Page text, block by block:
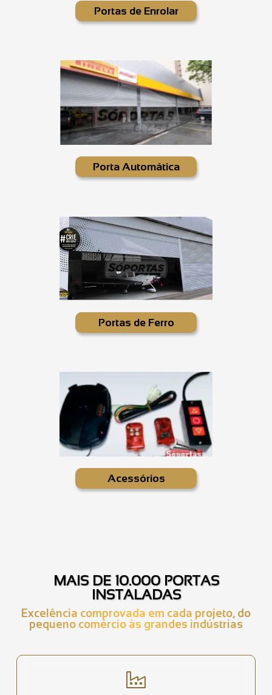
Portas de Enrolar
Porta Automática
Portas de Ferro
Acessórios
MAIS DE 10.000 PORTAS
INSTALADAS
Excelência comprovada em cada projeto, do
pequeno comércio às grandes indústrias